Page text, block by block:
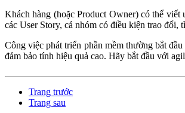
Khách hàng (hoặc Product Owner) có thể
các User Story, cả nhóm có điều kiện trao đổi,
Công việc phát triển phần mềm thường bắt
đảm bảo tính hiệu quả cao. Hãy bắt đầu với
Trang trước
Trang sau